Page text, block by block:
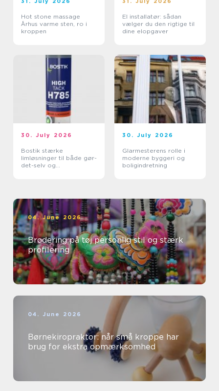
Hot stone massage
Århus varme sten, ro i
kroppen
El installatør: sådan
vælger du den rigtige til
dine elopgaver
30. July 2026
Bostik stærke
limløsninger til både gør-
det-selv og
30. July 2026
Glarmesterens rolle i
moderne byggeri og
boligindretning
04. June 2026
Brodering på tøj personlig stil og stærk
profilering
04. June 2026
Børnekiropraktor: når små kroppe har
brug for ekstra opmærksomhed